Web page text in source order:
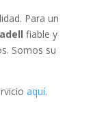
Para un
fiable y
Somos su
aquí.